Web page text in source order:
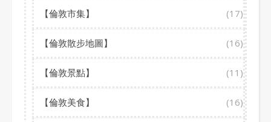
【倫敦市集】 (17)
【倫敦散步地圖】 (16)
【倫敦景點】 (11)
【倫敦美食】 (16)